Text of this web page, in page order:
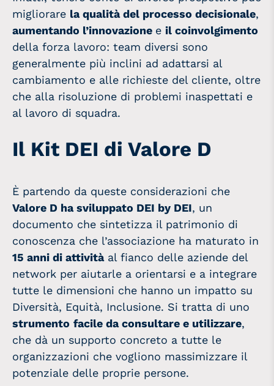
migliorare la qualità del processo decisionale,
aumentando l’innovazione e il coinvolgimento
della forza lavoro: team diversi sono
generalmente più inclini ad adattarsi al
cambiamento e alle richieste del cliente, oltre
che alla risoluzione di problemi inaspettati e
al lavoro di squadra.
Il Kit DEI di Valore D
È partendo da queste considerazioni che
Valore D ha sviluppato DEI by DEI, un
documento che sintetizza il patrimonio di
conoscenza che l’associazione ha maturato in
15 anni di attivitàal fianco delle aziende del
network per aiutarle a orientarsi e a integrare
tutte le dimensioni che hanno un impatto su
Diversità, Equità, Inclusione. Si tratta di uno
strumento facile da consultare e utilizzare,
che dà un supporto concreto a tutte le
organizzazioni che vogliono massimizzare il
potenziale delle proprie persone.